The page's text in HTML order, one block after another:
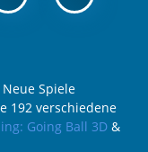
Spiele
192 verschiedene
Going Ball 3D&